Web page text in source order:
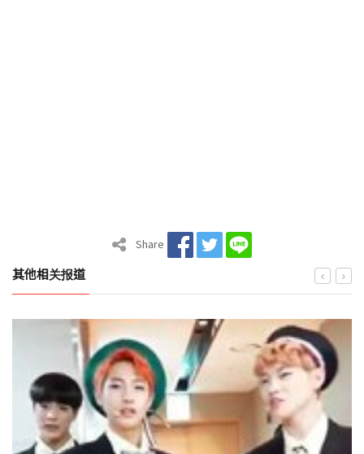
Share
其他相关报道